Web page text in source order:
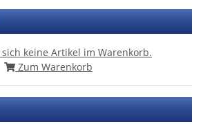
keine Artikel im Warenkorb.
Zum Warenkorb